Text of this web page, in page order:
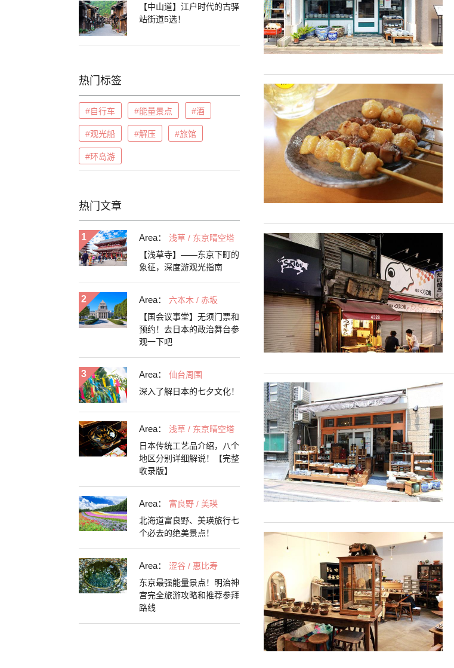
【中山道】江户时代的古驿
站街道5选！
热门标签
#自行车 #能量景点 #酒
#观光船 #解压 #旅馆
#环岛游
热门文章
Area：
浅草 / 东京晴空塔
【浅草寺】——东京下町的
象征，深度游观光指南
Area：
六本木 / 赤坂
【国会议事堂】无须门票和
预约！去日本的政治舞台参
观一下吧
Area：
仙台周围
深入了解日本的七夕文化！
Area：
浅草 / 东京晴空塔
日本传统工艺品介绍，八个
地区分别详细解说！【完整
收录版】
Area：
富良野 / 美瑛
北海道富良野、美瑛旅行七
个必去的绝美景点！
Area：
涩谷 / 惠比寿
东京最强能量景点！明治神
宫完全旅游攻略和推荐参拜
路线